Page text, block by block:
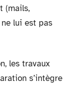
(mails,
lui est pas
les travaux
s’intègre